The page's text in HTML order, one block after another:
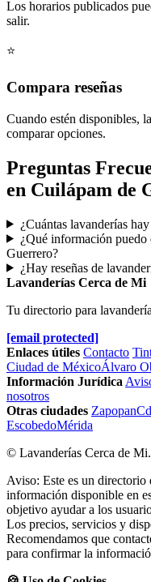
Los horarios publicados
salir.
⭐
Compara reseñas
Cuando estén disponibles,
comparar opciones.
Preguntas
en Cuilápam de
¿Cuántas lavanderías
¿Qué información puedo
Guerrero?
¿Hay reseñas de
Lavanderías Cerca de Mi
Tu directorio para
[email protected]
Enlaces útiles Contacto
Ciudad de MéxicoÁlvaro
Información Jurídica
nosotros
Otras ciudades Zapopan
EscobedoMérida
© Lavanderías Cerca de
Aviso: Este es un
información disponible en
objetivo ayudar a los
Los precios, servicios y
Recomendamos que
para confirmar la